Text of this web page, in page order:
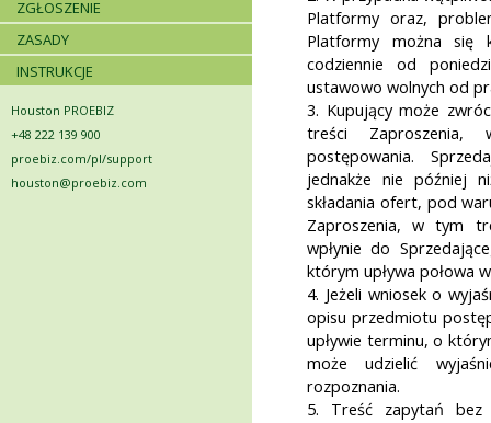
ZGŁOSZENIE
ZASADY
INSTRUKCJE
Houston PROEBIZ
+48 222 139 900
proebiz.com/pl/support
houston@proebiz.com
Platformy oraz,
Platformy można się
codziennie od
ustawowo wolnych od
3. Kupujący może
treści
postępowania.
jednakże nie później
składania ofert, pod
Zaproszenia, w tym
wpłynie do
którym upływa połowa
4. Jeżeli wniosek o
opisu przedmiotu
upływie terminu, o
może udzielić
rozpoznania.
5. Treść zapytań bez